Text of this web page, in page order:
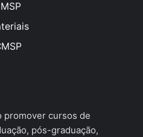
promover cursos de
pós-graduação,